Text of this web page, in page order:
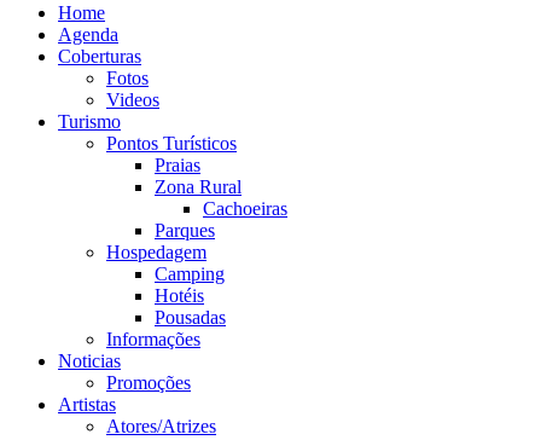
Home
Agenda
Coberturas
Fotos
Videos
Turismo
Pontos Turísticos
Praias
Zona Rural
Cachoeiras
Parques
Hospedagem
Camping
Hotéis
Pousadas
Informações
Noticias
Promoções
Artistas
Atores/Atrizes